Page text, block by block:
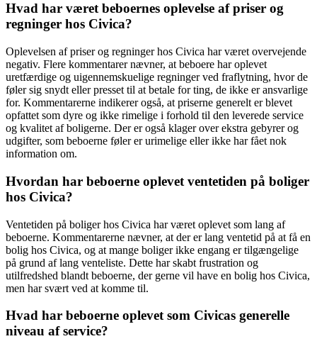
Hvad har været beboernes oplevelse af priser og
regninger hos Civica?
Oplevelsen af priser og regninger hos Civica har været overvejende
negativ. Flere kommentarer nævner, at beboere har oplevet
uretfærdige og uigennemskuelige regninger ved fraflytning, hvor de
føler sig snydt eller presset til at betale for ting, de ikke er ansvarlige
for. Kommentarerne indikerer også, at priserne generelt er blevet
opfattet som dyre og ikke rimelige i forhold til den leverede service
og kvalitet af boligerne. Der er også klager over ekstra gebyrer og
udgifter, som beboerne føler er urimelige eller ikke har fået nok
information om.
Hvordan har beboerne oplevet ventetiden på boliger
hos Civica?
Ventetiden på boliger hos Civica har været oplevet som lang af
beboerne. Kommentarerne nævner, at der er lang ventetid på at få en
bolig hos Civica, og at mange boliger ikke engang er tilgængelige
på grund af lang venteliste. Dette har skabt frustration og
utilfredshed blandt beboerne, der gerne vil have en bolig hos Civica,
men har svært ved at komme til.
Hvad har beboerne oplevet som Civicas generelle
niveau af service?